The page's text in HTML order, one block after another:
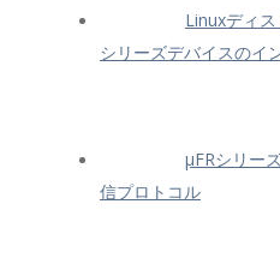
Linuxディ
シリーズデバイスのイ
μFRシリー
信プロトコル